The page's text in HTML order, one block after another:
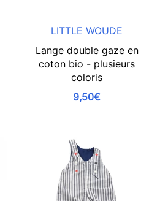
LITTLE WOUDE
Lange double gaze en
coton bio - plusieurs
coloris
9,50€